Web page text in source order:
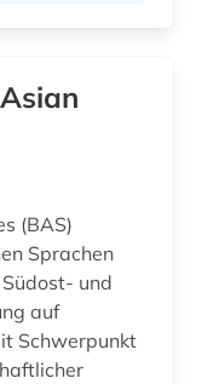
(BAS)
Sprachen
und
auf
Schwerpunkt